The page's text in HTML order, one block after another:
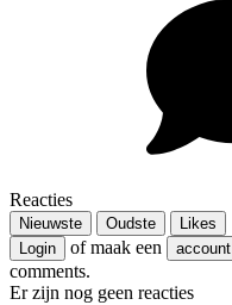
Reacties
Nieuwste Oudste
Likes
Login
of maak een account
comments.
Er zijn nog geen reacties